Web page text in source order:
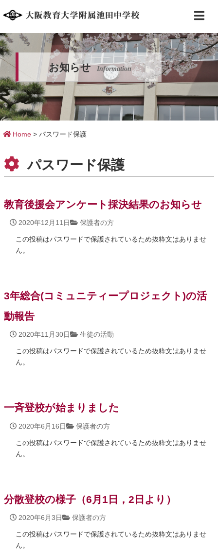
お知らせ Information
Home > パスワード保護
パスワード保護
教育後援会アンケート採決結果のお知らせ
2020年12月11日 保護者の方
この投稿はパスワードで保護されているため抜粋文はありませ
ん。
3年総合(コミュニティープロジェクト)の活
動報告
2020年11月30日 生徒の活動
この投稿はパスワードで保護されているため抜粋文はありませ
ん。
一斉登校が始まりました
2020年6月16日 保護者の方
この投稿はパスワードで保護されているため抜粋文はありませ
ん。
分散登校の様子（6月1日，2日より）
2020年6月3日 保護者の方
この投稿はパスワードで保護されているため抜粋文はありませ
ん。